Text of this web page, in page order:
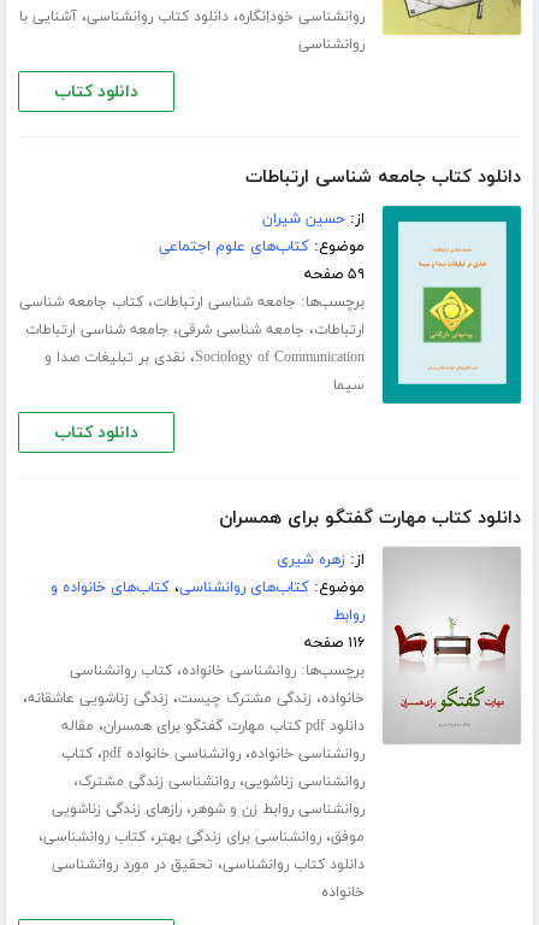
روانشناسی خوداِنگاره،دانلود کتاب روانشناسی،آشنایی با
روانشناسی
دانلود کتاب
دانلود کتاب جامعه شناسی ارتباطات
از:حسین شیران
موضوع:کتاب‌های علوم اجتماعی
۵۹ صفحه
برچسب‌ها: جامعه شناسی ارتباطات،کتاب جامعه شناسی
ارتباطات، جامعه شناسی شرقی، جامعه شناسی ارتباطات
Sociology of Communication،نقدی بر تبلیغات صدا و
سیما
دانلود کتاب
دانلود کتاب مهارت گفتگو برای همسران
از:زهره شیری
موضوع:کتاب‌های روانشناسی،کتاب‌های خانواده و
روابط
۱۱۶ صفحه
برچسب‌ها:روانشناسی خانواده،کتاب روانشناسی
خانواده، زندگی مشترک چیست، زندگی زناشویی عاشقانه،
دانلود pdf کتاب مهارت گفتگو برای همسران ، مقاله
روانشناسی خانواده،روانشناسی خانواده pdf ،کتاب
روانشناسی زناشویی،روانشناسی زندگی مشترک،
روانشناسی روابط زن و شوهر،رازهای زندگی زناشویی
موفق،روانشناسی برای زندگی بهتر،کتاب روانشناسی،
دانلود کتاب روانشناسی، تحقیق در مورد روانشناسی
خانواده